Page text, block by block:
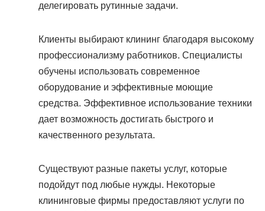
делегировать рутинные задачи.
Клиенты выбирают клининг благодаря высокому
профессионализму работников. Специалисты
обучены использовать современное
оборудование и эффективные моющие
средства. Эффективное использование техники
дает возможность достигать быстрого и
качественного результата.
Существуют разные пакеты услуг, которые
подойдут под любые нужды. Некоторые
клининговые фирмы предоставляют услуги по